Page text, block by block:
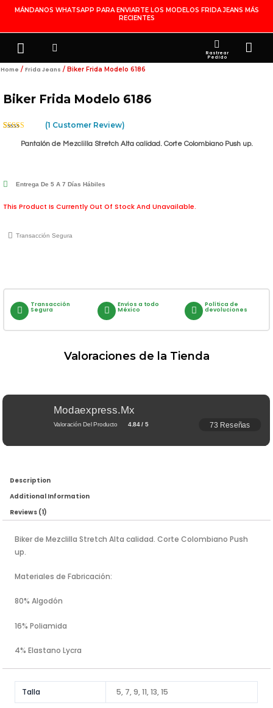
Contenido
MÁNDANOS WHATSAPP PARA ENVIARTE LOS MODELOS FRIDA JEANS MÁS
RECIENTES
MenuSearch Rastrear
Pedido
Home / Frida Jeans / Biker Frida Modelo 6186
Biker Frida Modelo 6186
Out Of 5
(1 Customer Review)
Pantalón de Mezclilla Stretch Alta calidad. Corte Colombiano Push up.
Entrega De 5 A 7 Días Hábiles
This Product Is Currently Out Of Stock And Unavailable.
Transacción Segura
Transacción
Segura
Envíos a todo
México
Política de
devoluciones
Description
Additional Information
Reviews (1)
Biker de Mezclilla Stretch Alta calidad. Corte Colombiano Push
up.
Materiales de Fabricación:
80% Algodón
16% Poliamida
4% Elastano Lycra
Talla 5, 7, 9, 11, 13, 15
Valoraciones de la Tienda
Modaexpress.mx
Valoración Del Producto 4.84 / 5 73 Reseñas